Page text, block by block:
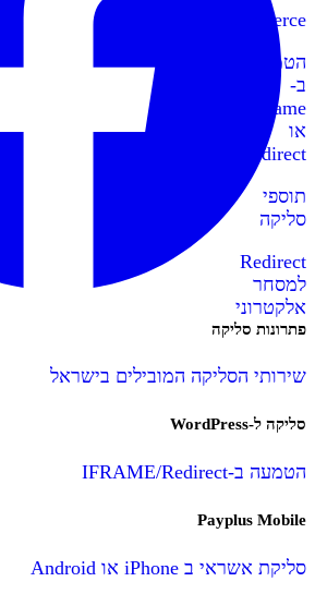
WooCommerce
הטמעה
ב-
IFrame
או
Redirect
תוספי
סליקה
Redirect
למסחר
אלקטרוני
פתרונות סליקה
שירותי הסליקה המובילים בישראל
סליקה ל-WordPress
הטמעה ב-IFRAME/Redirect
Payplus Mobile
סליקת אשראי ב iPhone או Android